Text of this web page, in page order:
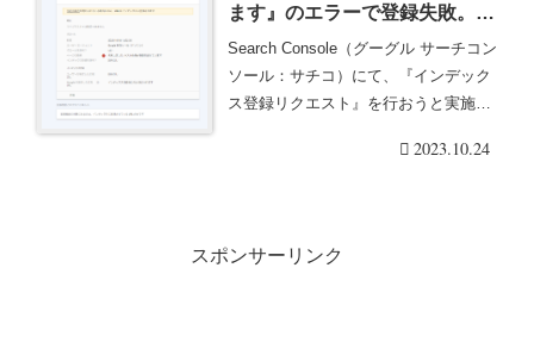
ます』のエラーで登録失敗。対
応したこと、問い合わせ、経過
まとめ！
Search Console（グーグル サーチコン
ソール：サチコ）にて、『インデック
ス登録リクエスト』を行おうと実施し
2023.10.24
スポンサーリンク